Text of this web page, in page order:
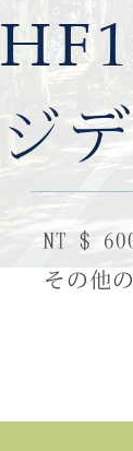
ジ
NT $
その他